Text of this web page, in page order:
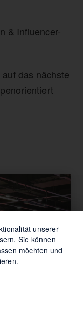
& Influencer-
das nächste
unserer
Sie können
möchten und